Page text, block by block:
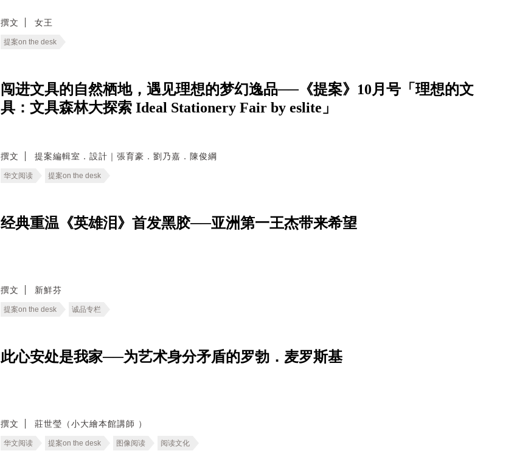
撰文 女王
提案on the desk
闯进文具的自然栖地，遇见理想的梦幻逸品──《提案》10月号「理想的文
具：文具森林大探索 Ideal Stationery Fair by eslite」
撰文 提案編輯室．設計｜張育豪．劉乃嘉．陳俊綱
华文阅读 提案on the desk
经典重温《英雄泪》首发黑胶──亚洲第一王杰带来希望
撰文 新鮮芬
提案on the desk 诚品专栏
此心安处是我家──为艺术身分矛盾的罗勃．麦罗斯基
撰文 莊世瑩（小大繪本館講師 ）
华文阅读 提案on the desk 图像阅读 阅读文化